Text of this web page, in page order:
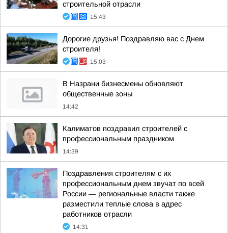
строительной отрасли
15:43
Дорогие друзья! Поздравляю вас с Днем
строителя!
15:03
В Назрани бизнесмены обновляют
общественные зоны
14:42
Калиматов поздравил строителей с
профессиональным праздником
14:39
Поздравления строителям с их
профессиональным днем звучат по всей
России — региональные власти также
разместили теплые слова в адрес
работников отрасли
14:31